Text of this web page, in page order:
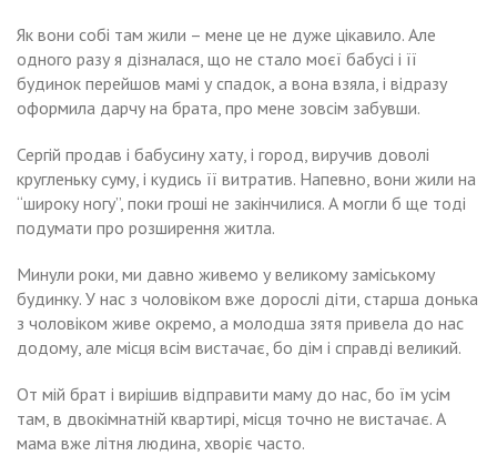
Як вони собі там жили – мене це не дуже цікавило. Але
одного разу я дізналася, що не стало моєї бабусі і її
будинок перейшов мамі у спадок, а вона взяла, і відразу
оформила дарчу на брата, про мене зовсім забувши.
Сергій продав і бабусину хату, і город, виручив доволі
кругленьку суму, і кудись її витратив. Напевно, вони жили на
“широку ногу”, поки гроші не закінчилися. А могли б ще тоді
подумати про розширення житла.
Минули роки, ми давно живемо у великому заміському
будинку. У нас з чоловіком вже дорослі діти, старша донька
з чоловіком живе окремо, а молодша зятя привела до нас
додому, але місця всім вистачає, бо дім і справді великий.
От мій брат і вирішив відправити маму до нас, бо їм усім
там, в двокімнатній квартирі, місця точно не вистачає. А
мама вже літня людина, хворіє часто.